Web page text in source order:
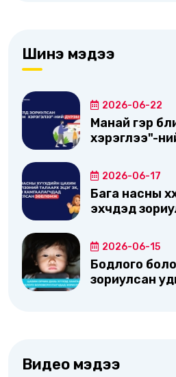
Шинэ мэдээ
2026-06-22
Манай гэр
хэрэглээ"-
2026-06-17
Бага насны
эхчүүдэд
2026-06-15
Бодлого
зориулсан
Видео мэдээ